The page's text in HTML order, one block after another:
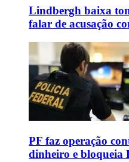
Lindbergh baixa
falar de acusação
PF faz operação
dinheiro e bloqueia